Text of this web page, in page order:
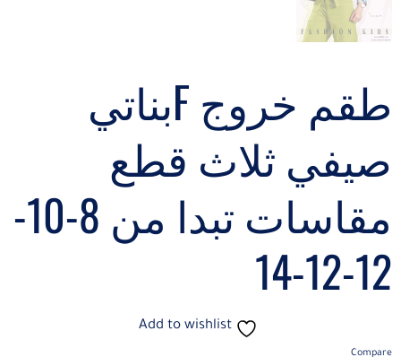
طقم خروج Fبناتي
صيفي ثلاث قطع
مقاسات تبدا من 8-10-
12-12-14
Add to wishlist
Compare